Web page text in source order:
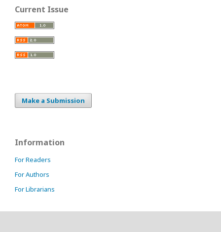
Current Issue
Make a Submission
Information
For Readers
For Authors
For Librarians